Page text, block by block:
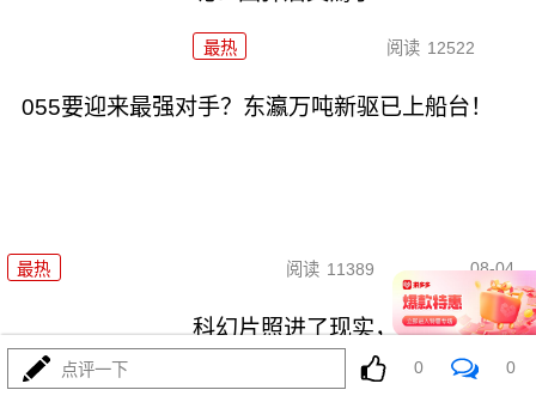
最热 阅读 12522
055要迎来最强对手？东瀛万吨新驱已上船台！
最热 阅读 11389 08-04
科幻片照进了现实，东大机器狼
点评一下 0 0